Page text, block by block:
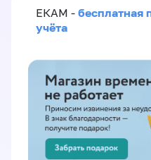
ЕКАМ - бесплатная
учёта